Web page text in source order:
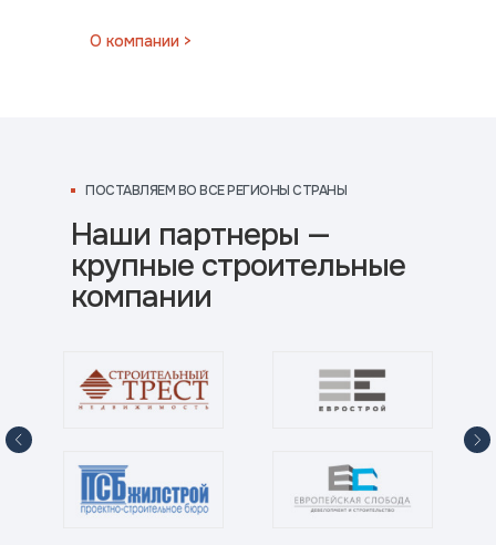
О компании >
Наши партнеры —
крупные строительные
компании
ВО ВСЕ РЕГИОНЫ СТРАНЫ
ПОСТАВЛЯЕМ ВО ВСЕ РЕГИОНЫ СТРАНЫ